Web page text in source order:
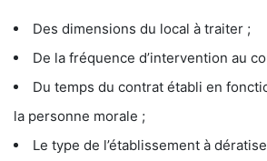
Des dimensions du local à traiter ;
De la fréquence d’intervention au
Du temps du contrat établi en
la personne morale ;
Le type de l’établissement à